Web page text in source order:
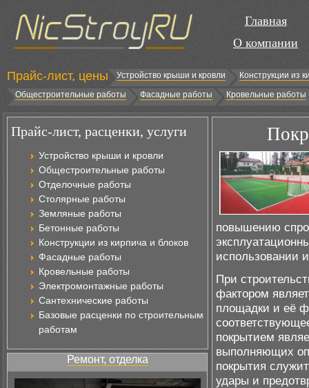
Главная
О компании
Прайс-лист, цены Устройство крыши и кровли
Конструкции из
Общестроительные работы
Фасадные работы Кровельные работы
Прайс-лист, расценки, услуги
Устройство крыши и кровли
Общестроительные работы
Отделочные работы
Столярные работы
Земляные работы
Бетонные работы
Конструкции из кирпича и блоков
Фасадные работы
Кровельные работы
Электромонтажные работы
Сантехнические работы
Базовые расценки по строительным
работам
Ремонт, отделка
повышению
использовании
При
фактором
площадки и её
покрытием
выполняющих
покрытия
удары и